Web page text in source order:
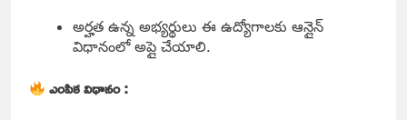
అర్హత ఉన్న అభ్యర్థులు ఈ ఉద్యోగాలకు ఆన్లైన్
విధానంలో అప్లై చేయాలి.
ఎంపిక విధానం :